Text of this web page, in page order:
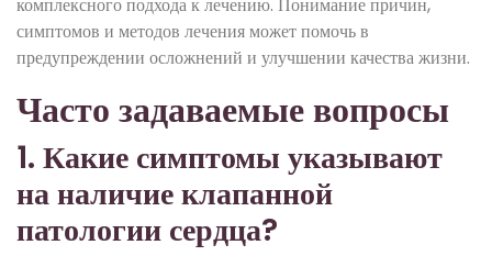
комплексного подхода к лечению. Понимание причин,
симптомов и методов лечения может помочь в
предупреждении осложнений и улучшении качества жизни.
Часто задаваемые вопросы
1. Какие симптомы указывают
на наличие клапанной
патологии сердца?